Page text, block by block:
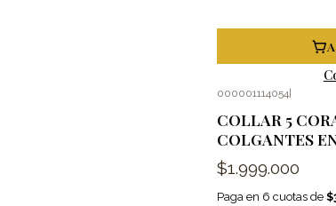
000001114054
COLLAR 5
COLGANTES
$1.999.000
Paga en 6 cuotas de